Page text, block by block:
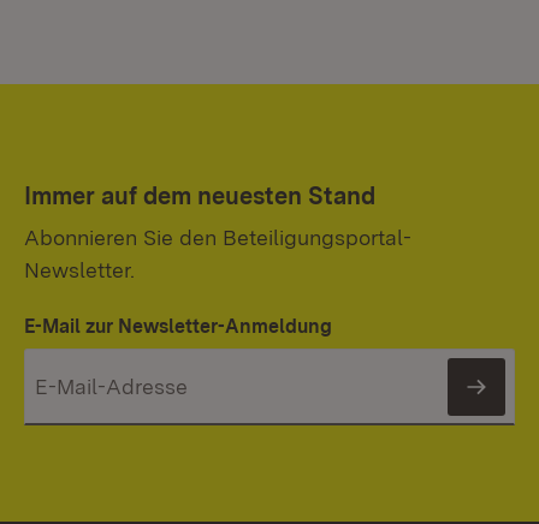
Immer auf dem neuesten Stand
Abonnieren Sie den Beteiligungsportal-
Newsletter.
E-Mail zur Newsletter-Anmeldung